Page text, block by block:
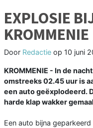
EXPLOSIE
KROMMENIE
Door Redactie op 10 juni
KROMMENIE - In de
omstreeks 02.45 uur is
een auto geëxplodeerd.
harde klap wakker
Een auto bijna